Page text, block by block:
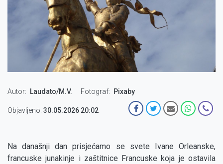
Autor Laudato/M.V. Fotograf Pixaby
Objavljeno: 30.05.2026 20:02
Na današnji dan prisjećamo se svete Ivane Orleanske,
francuske junakinje i zaštitnice Francuske koja je ostavila